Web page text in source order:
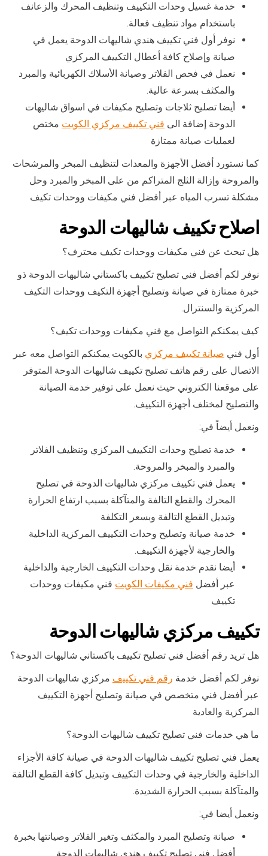
خدمة غسيل وحدات التكييف وتنظيف المحرك والزعانف
باستخدام مواد تنظيف فعالة.
نوفر أول فني تكييف هندي شاليهات الدوحة يعمل في
صيانة وإصلاح كافة أعطال التكييف المركزي
نعمل في فحص الفلاتر وصيانة الأسلاك الكهربائية والمبرد
والمكثف بسرعة عالية.
أيضا تصليح ثلاجات وتصليح مكيفات في اسواق شاليهات
الدوحة إضافة الى فني تكييف مركزي الكويت مختص
لعمليات صيانة ممتازة
كما نستورد أفضل الأجهزة والمعدات لتنظيف المبخر والمرشحات
والمروحة وإزالة الثلج المتراكم من على المبخر والمبرد وحل
مشكلة تسرب المياه عبر أفضل فني مكيفات ووحدات تكيف
اصلاح تكييف شاليهات الدوحة
هل تبحث عن فني مكيفات ووحدات تكيف محترف؟
نوفر لكم أفضل فني تصليح تكييف باكستاني شاليهات الدوحة ذو
خبرة ممتازة في صيانة وتصليح أجهزة التكيف ووحدات التكيف
المركزية والسنترال.
كيف يمكنكم التواصل مع فني مكيفات ووحدات تكيف؟
أول فني صيانة تكييف مركزي بالكويت يمكنكم التواصل معه عبر
الاتصال على رقم هاتف تصليح تكييف شاليهات الدوحة المتوفر
على موقعنا الكتروني حيث نعمل على توفير خدمة الصيانة
والتصليح لمختلف أجهزة التكييف.
ونعمل أيضاً في:
خدمة تصليح وحدات التكييف المركزي وتنظيف الفلاتر
والمبرد والمبخر والمروحة.
يعمل فني تكييف مركزي شاليهات الدوحة في تصليح
المحرك والقطع التالفة والمتآكلة بسبب ارتفاع الحرارة
وتبديل القطع التالفة وبسعر التكلفة
خدمة صيانة وتصليح وحدات التكييف المركزية الداخلية
والخارجية لأجهزة التكييف.
أيضا نقدم خدمة نقل وحدات التكييف الخارجية والداخلية
عبر أفضل فني مكيفات الكويت فني مكيفات ووحدات
تكييف
تكييف مركزي شاليهات الدوحة
هل تريد رقم أفضل فني تصليح تكييف باكستاني شاليهات الدوحة؟
نوفر لكم أفضل خدمة رقم فني تكييف مركزي شاليهات الدوحة
عبر أفضل فني متخصص في صيانة وتصليح أجهزة التكييف
المركزية والعادية
ما هي خدمات فني تصليح تكييف شاليهات الدوحة؟
يعمل فني تصليح تكييف شاليهات الدوحة في صيانة كافة الأجزاء
الداخلية والخارجية في وحدات التكييف وتبديل كافة القطع التالفة
والمتآكلة بسبب الحرارة الشديدة.
ونعمل أيضا في:
صيانة وتصليح المبرد والمكثف وتغير الفلاتر وصيانتها بخبرة
أفضل فني تصليح تكييف هندي شاليهات الدوحة